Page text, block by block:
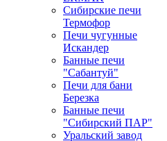
Сибирские печи
Термофор
Печи чугунные
Искандер
Банные печи
"Сабантуй"
Печи для бани
Березка
Банные печи
"Сибирский ПАР"
Уральский завод